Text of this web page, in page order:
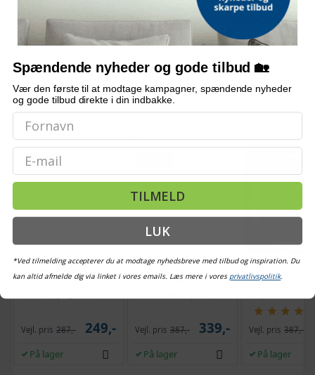
96,7 cm, sort
50 stk., sort, 44,5 cm
(2)
cm - stofbredde
ALTERNATIVE VARER
TILBUD
85×150 cm - stofbredde
Vejl. pris 287,- 249,-
På lager
100×230 cm,
Vejl. pris 387,- 339,-
På lager
cm - stofbredde
Vejl. pris 387,-
På lager
Spændende nyheder og gode tilbud 🏡
Vær den første til at modtage kampagner, spændende nyheder
og gode tilbud direkte i din indbakke.
Email
TILMELD
LUK
*Ved tilmelding accepterer du at modtage nyhedsbreve med tilbud og inspiration. Du
kan altid afmelde dig via linket i vores emails. Læs mere i vores privatlivspolitik.